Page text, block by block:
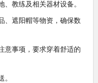
教练及相关器材设备。
、遮阳帽等物资，确保数
意事项，要求穿着舒适的
。